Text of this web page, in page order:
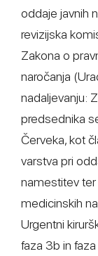
oddaje javnih
revizijska
Zakona o
naročanja
nadaljevanju:
predsednika
Červeka, kot
varstva pri
namestitev
medicinskih
Urgentni
faza 3b in